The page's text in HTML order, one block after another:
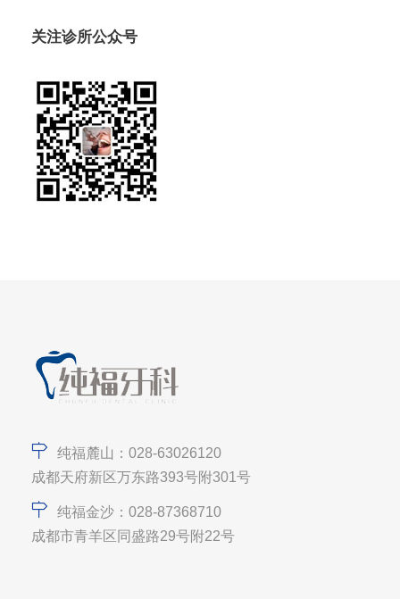
关注诊所公众号
纯福麓山：028-63026120
成都天府新区万东路393号附301号
纯福金沙：028-87368710
成都市青羊区同盛路29号附22号